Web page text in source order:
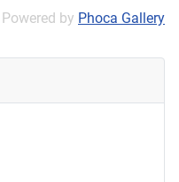
Powered by Phoca Gallery